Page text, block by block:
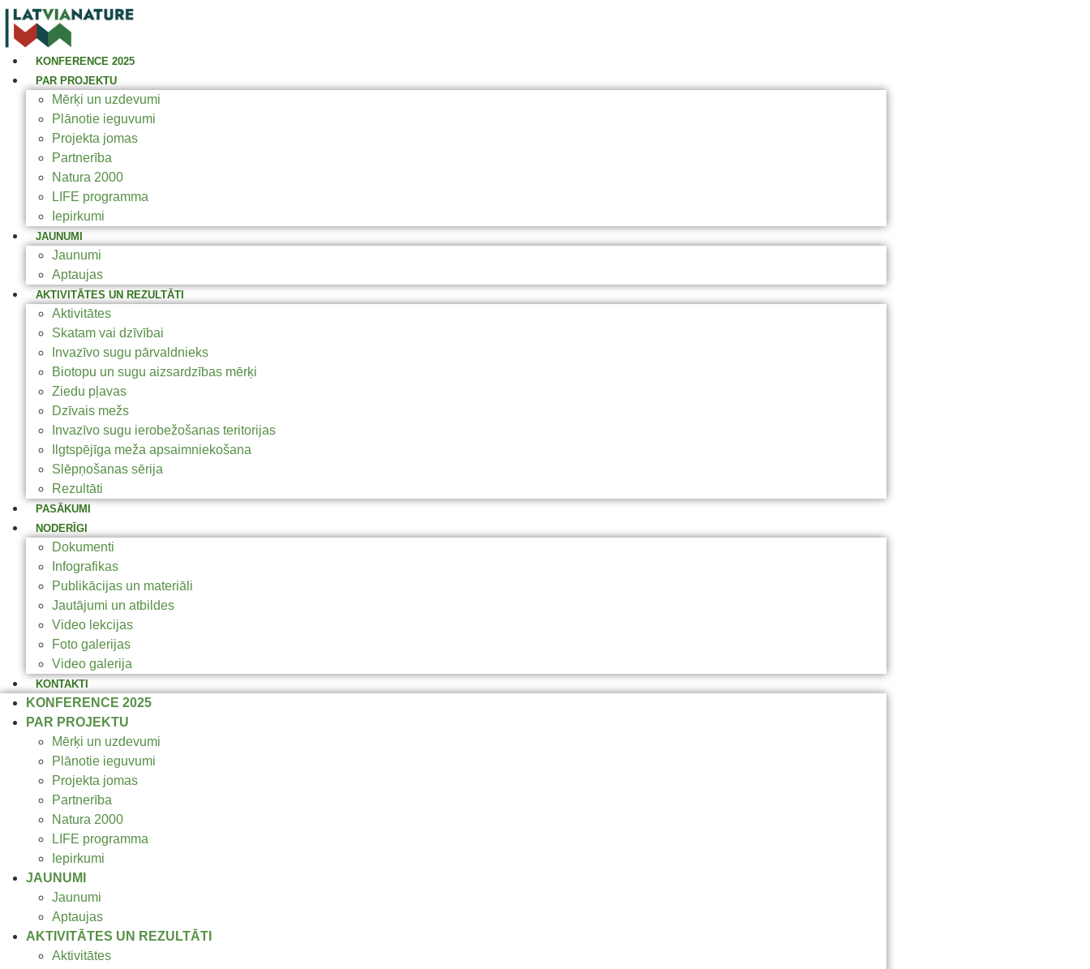
KONFERENCE 2025
PAR PROJEKTU
Mērķi un uzdevumi
Plānotie ieguvumi
Projekta jomas
Partnerība
Natura 2000
LIFE programma
Iepirkumi
JAUNUMI
Jaunumi
Aptaujas
AKTIVITĀTES UN REZULTĀTI
Aktivitātes
Skatam vai dzīvībai
Invazīvo sugu pārvaldnieks
Biotopu un sugu aizsardzības mērķi
Ziedu pļavas
Dzīvais mežs
Invazīvo sugu ierobežošanas teritorijas
Ilgtspējīga meža apsaimniekošana
Slēpņošanas sērija
Rezultāti
PASĀKUMI
NODERĪGI
Dokumenti
Infografikas
Publikācijas un materiāli
Jautājumi un atbildes
Video lekcijas
Foto galerijas
Video galerija
KONTAKTI
KONFERENCE 2025
PAR PROJEKTU
Mērķi un uzdevumi
Plānotie ieguvumi
Projekta jomas
Partnerība
Natura 2000
LIFE programma
Iepirkumi
JAUNUMI
Jaunumi
Aptaujas
AKTIVITĀTES UN REZULTĀTI
Aktivitātes